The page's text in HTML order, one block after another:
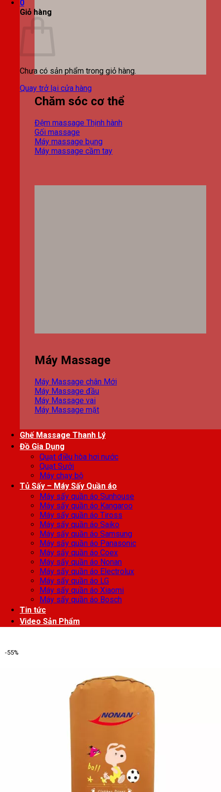
0
Giỏ hàng
Chưa có sản phẩm trong giỏ hàng.
Quay trở lại cửa hàng
Chăm sóc cơ thể
Đệm massage
Gối massage
Máy massage bụng
Máy massage cầm tay
Máy Massage
Máy Massage chân
Máy Massage đầu
Máy Massage vai
Máy Massage mặt
Ghế Massage Thanh Lý
Đồ Gia Dụng
Quạt điều hòa hơi nước
Quạt Sưởi
Máy chạy bộ
Tủ Sấy – Máy Sấy Quần áo
Máy sấy quần áo Sunhouse
Máy sấy quần áo Kangaroo
Máy sấy quần áo Tiross
Máy sấy quần áo Saiko
Máy sấy quần áo Samsung
Máy sấy quần áo Panasonic
Máy sấy quần áo Coex
Máy sấy quần áo Nonan
Máy sấy quần áo Electrolux
Máy sấy quần áo LG
Máy sấy quần áo Xiaomi
Máy sấy quần áo Bosch
Tin tức
Video Sản Phẩm
-55%